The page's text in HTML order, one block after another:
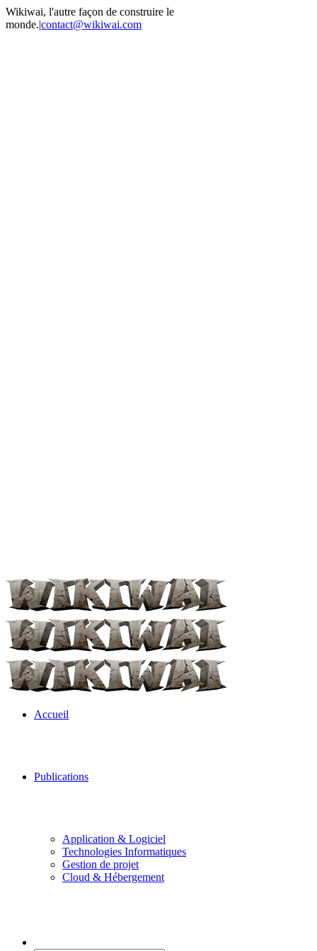
Passer
au
Wikiwai, l'autre façon de construire le
monde.|contact@wikiwai.com
Accueil
Publications
Application & Logiciel
Technologies Informatiques
Gestion de projet
Cloud & Hébergement